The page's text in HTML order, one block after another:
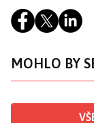
MOHLO BY